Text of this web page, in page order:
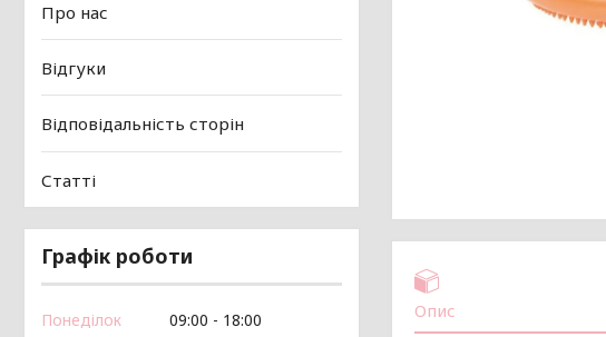
Опис
Про нас
Відгуки
Відповідальність сторін
Статті
Графік роботи
Понеділок 09:00
18:00